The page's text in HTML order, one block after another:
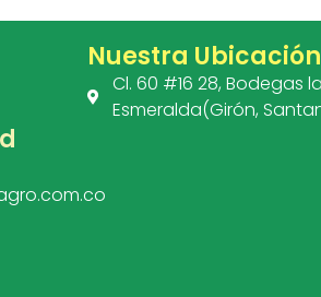
Nuestra Ubicación
Cl. 60 #16 28, Bodegas la
Esmeralda(Girón,